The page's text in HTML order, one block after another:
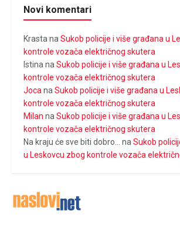
Novi komentari
Krasta na Sukob policije i više građana u
kontrole vozača električnog skutera
Istina na Sukob policije i više građana u
kontrole vozača električnog skutera
Joca na Sukob policije i više građana u
kontrole vozača električnog skutera
Milan na Sukob policije i više građana u
kontrole vozača električnog skutera
Na kraju će sve biti dobro...
na Sukob
u Leskovcu zbog kontrole vozača